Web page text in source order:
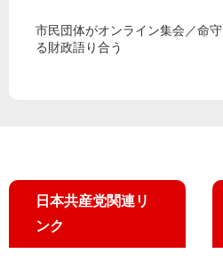
請
」
ま
市民団体がオンライン集会／命守
る財政語り合う
日本共産党関連リ
ンク